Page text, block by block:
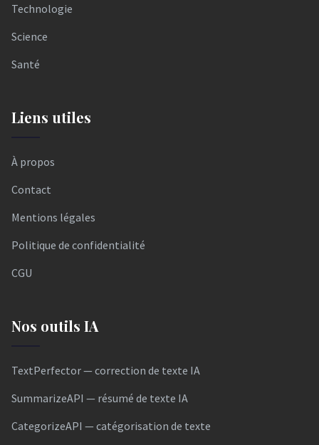
Technologie
Science
Santé
Liens utiles
À propos
Contact
Mentions légales
Politique de confidentialité
CGU
Nos outils IA
TextPerfector — correction de texte IA
SummarizeAPI — résumé de texte IA
CategorizeAPI — catégorisation de texte